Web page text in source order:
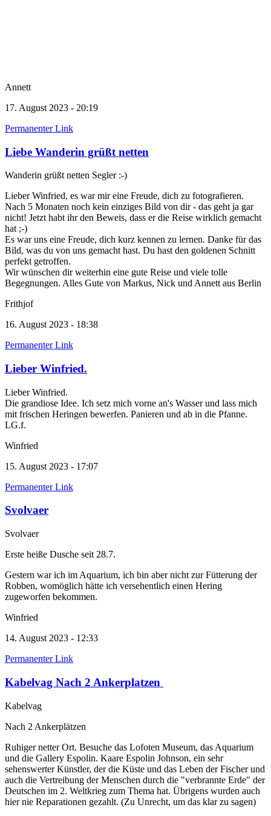
Annett
17. August 2023 - 20:19
Permanenter Link
Liebe Wanderin grüßt netten
Wanderin grüßt netten Segler :-)
Lieber Winfried, es war mir eine Freude, dich zu fotografieren.
Nach 5 Monaten noch kein einziges Bild von dir - das geht ja gar
nicht! Jetzt habt ihr den Beweis, dass er die Reise wirklich gemacht
hat ;-)
Es war uns eine Freude, dich kurz kennen zu lernen. Danke für das
Bild, was du von uns gemacht hast. Du hast den goldenen Schnitt
perfekt getroffen.
Wir wünschen dir weiterhin eine gute Reise und viele tolle
Begegnungen. Alles Gute von Markus, Nick und Annett aus Berlin
Frithjof
16. August 2023 - 18:38
Permanenter Link
Lieber Winfried.
Lieber Winfried.
Die grandiose Idee. Ich setz mich vorne an's Wasser und lass mich
mit frischen Heringen bewerfen. Panieren und ab in die Pfanne.
LG.f.
Winfried
15. August 2023 - 17:07
Permanenter Link
Svolvaer
Svolvaer
Erste heiße Dusche seit 28.7.
Gestern war ich im Aquarium, ich bin aber nicht zur Fütterung der
Robben, womöglich hätte ich versehentlich einen Hering
zugeworfen bekommen.
Winfried
14. August 2023 - 12:33
Permanenter Link
Kabelvag Nach 2 Ankerplatzen
Kabelvag
Nach 2 Ankerplätzen
Ruhiger netter Ort. Besuche das Lofoten Museum, das Aquarium
und die Gallery Espolin. Kaare Espolin Johnson, ein sehr
sehenswerter Künstler, der die Küste und das Leben der Fischer und
auch die Vertreibung der Menschen durch die "verbrannte Erde" der
Deutschen im 2. Weltkrieg zum Thema hat. Übrigens wurden auch
hier nie Reparationen gezahlt. (Zu Unrecht, um das klar zu sagen)